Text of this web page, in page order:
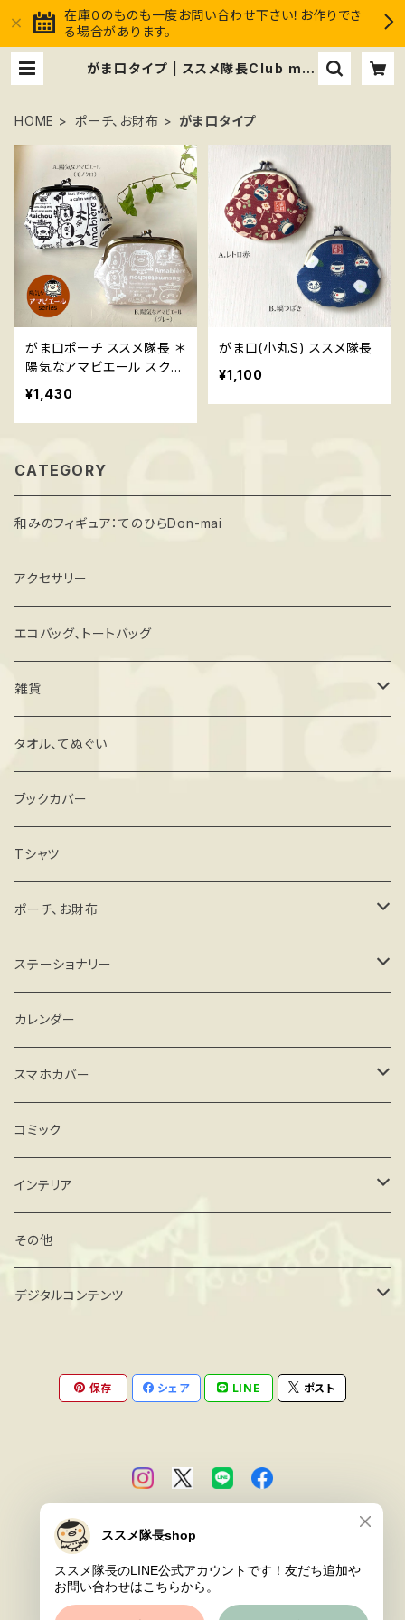
在庫０のものも一度お問い合わせ下さい！お作りでき
る場合があります。
がま口タイプ | ススメ隊長Club mar
HOME ポーチ、お財布 がま口タイプ
がま口ポーチ ススメ隊長 ＊
陽気なアマビエール スクエ
アS
¥1,430
がま口(小丸S) ススメ隊長
¥1,100
CATEGORY
和みのフィギュア：てのひらDon-mai
アクセサリー
エコバッグ、トートバッグ
雑貨
キーホルダー・ストラップ
ミラー
マグネットステッカー
その他
タオル、てぬぐい
ブックカバー
Tシャツ
ポーチ、お財布
がま口タイプ
ファスナータイプ
その他
ステーショナリー
手帳、スケジュール帳
カード、レターセット
メモ、一筆箋
シール
マグネット
その他
カレンダー
スマホカバー
iPhone
クリアケース
ハードケース(マット)
Android
クリアケース
ハードケース(マット)
コミック
インテリア
フィギュア
miniフレーム
その他
デジタルコンテンツ
保存 シェア LINE ポスト
© ススメ隊長Club market
Powered by